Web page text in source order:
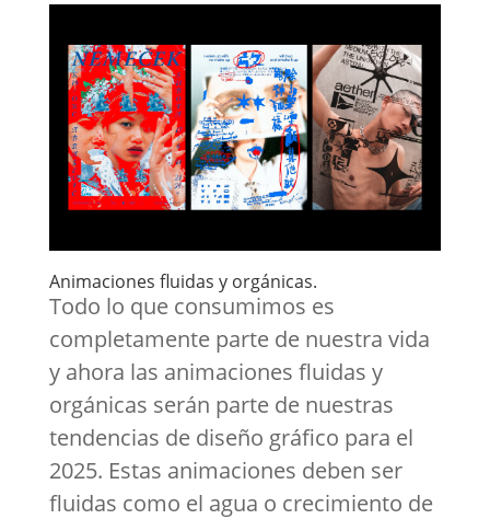
Animaciones fluidas y orgánicas.
Todo lo que consumimos es
completamente parte de nuestra vida
y ahora las animaciones fluidas y
orgánicas serán parte de nuestras
tendencias de diseño gráfico para el
2025. Estas animaciones deben ser
fluidas como el agua o crecimiento de